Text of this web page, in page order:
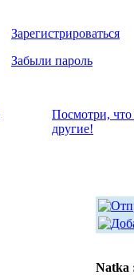
Зарегистрироваться
Забыли пароль
Посмотри, что
другие!
Natka